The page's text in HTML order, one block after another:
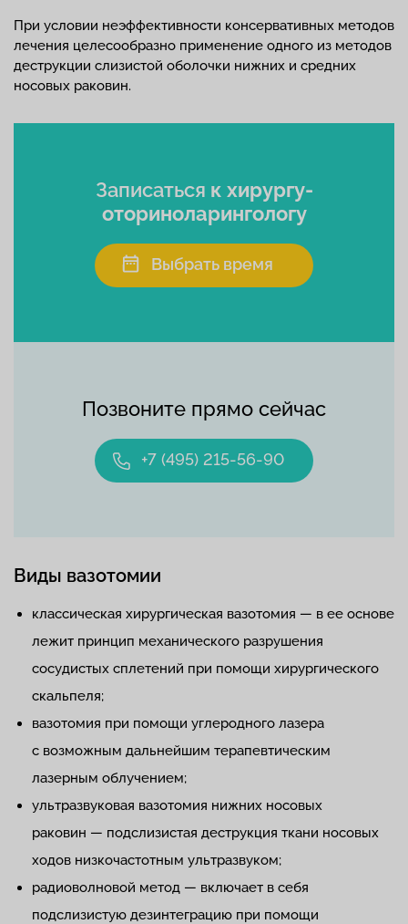
При условии неэффективности консервативных методов
лечения целесообразно применение одного из методов
деструкции слизистой оболочки нижних и средних
носовых раковин.
Позвоните прямо сейчас
+7 (495) 215-56-90
Записаться к хирургу-
оториноларингологу
Выбрать время
Виды вазотомии
классическая хирургическая вазотомия — в ее основе
лежит принцип механического разрушения
сосудистых сплетений при помощи хирургического
скальпеля;
вазотомия при помощи углеродного лазера
с возможным дальнейшим терапевтическим
лазерным облучением;
ультразвуковая вазотомия нижних носовых
раковин — подслизистая деструкция ткани носовых
ходов низкочастотным ультразвуком;
радиоволновой метод — включает в себя
подслизистую дезинтеграцию при помощи